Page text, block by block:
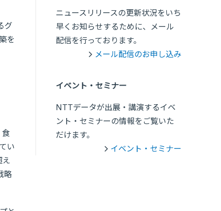
グ
を
食
い
え
略
ニュースリリースの更新状況をいち
早くお知らせするために、メール
配信を行っております。
メール配信のお申し込み
イベント・セミナー
NTTデータが出展・講演するイベ
ント・セミナーの情報をご覧いた
だけます。
イベント・セミナー